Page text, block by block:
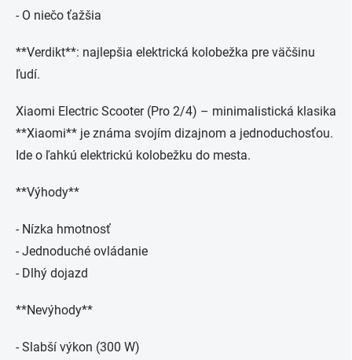
- O niečo ťažšia
**Verdikt**: najlepšia elektrická kolobežka pre väčšinu
ľudí.
Xiaomi Electric Scooter (Pro 2/4) – minimalistická klasika
**Xiaomi** je známa svojím dizajnom a jednoduchosťou.
Ide o ľahkú elektrickú kolobežku do mesta.
**Výhody**
- Nízka hmotnosť
- Jednoduché ovládanie
- Dlhý dojazd
**Nevýhody**
- Slabší výkon (300 W)